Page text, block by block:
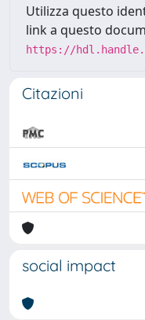
Utilizza questo
link a questo
https://
Citazioni
social impact